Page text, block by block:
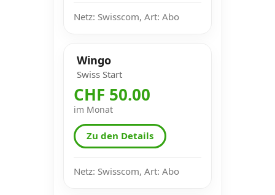
Netz: Swisscom, Art: Abo
Wingo
Swiss Start
CHF 50.00
im Monat
Zu den Details
Netz: Swisscom, Art: Abo